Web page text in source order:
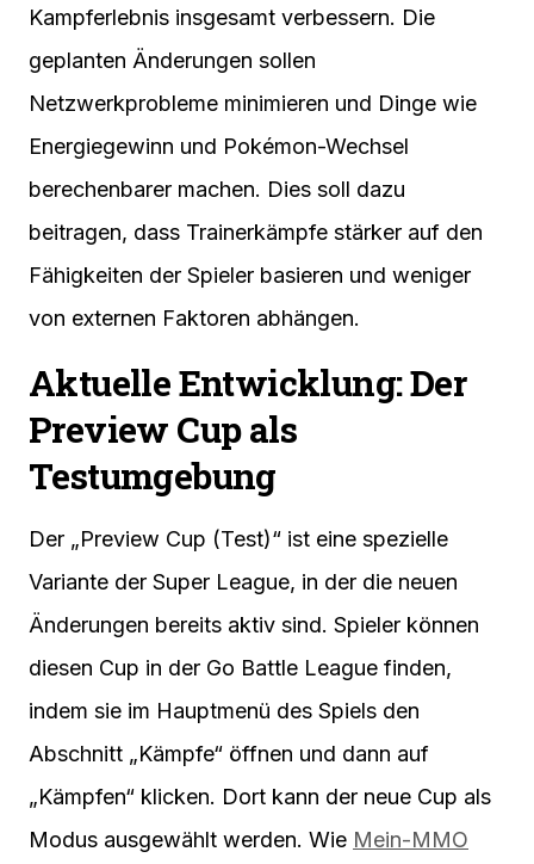
Kampferlebnis insgesamt verbessern. Die
geplanten Änderungen sollen
Netzwerkprobleme minimieren und Dinge wie
Energiegewinn und Pokémon-Wechsel
berechenbarer machen. Dies soll dazu
beitragen, dass Trainerkämpfe stärker auf den
Fähigkeiten der Spieler basieren und weniger
von externen Faktoren abhängen.
Aktuelle Entwicklung: Der
Preview Cup als
Testumgebung
Der „Preview Cup (Test)“ ist eine spezielle
Variante der Super League, in der die neuen
Änderungen bereits aktiv sind. Spieler können
diesen Cup in der Go Battle League finden,
indem sie im Hauptmenü des Spiels den
Abschnitt „Kämpfe“ öffnen und dann auf
„Kämpfen“ klicken. Dort kann der neue Cup als
Modus ausgewählt werden. Wie Mein-MMO